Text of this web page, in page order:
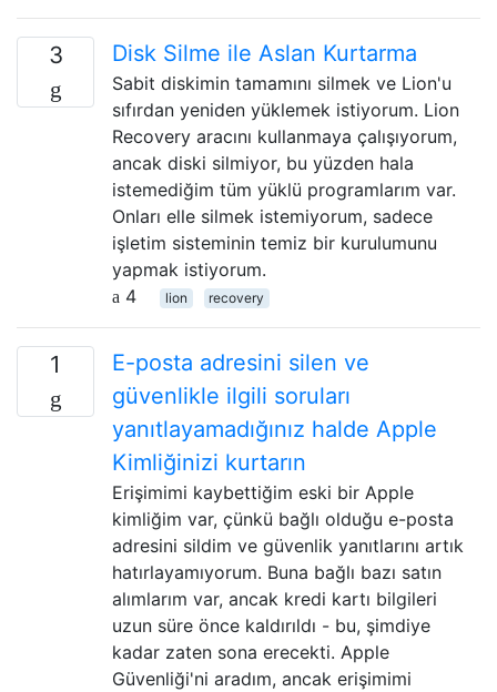
3 Disk Silme ile Aslan Kurtarma
Sabit diskimin tamamını silmek ve Lion'u
sıfırdan yeniden yüklemek istiyorum. Lion
Recovery aracını kullanmaya çalışıyorum,
ancak diski silmiyor, bu yüzden hala
istemediğim tüm yüklü programlarım var.
Onları elle silmek istemiyorum, sadece
işletim sisteminin temiz bir kurulumunu
yapmak istiyorum.
4
lion recovery
1
E-posta adresini silen ve
güvenlikle ilgili soruları
yanıtlayamadığınız halde Apple
Kimliğinizi kurtarın
Erişimimi kaybettiğim eski bir Apple
kimliğim var, çünkü bağlı olduğu e-posta
adresini sildim ve güvenlik yanıtlarını artık
hatırlayamıyorum. Buna bağlı bazı satın
alımlarım var, ancak kredi kartı bilgileri
uzun süre önce kaldırıldı - bu, şimdiye
kadar zaten sona erecekti. Apple
Güvenliği'ni aradım, ancak erişimimi